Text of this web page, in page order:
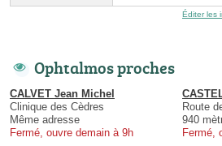
Éditer les
Ophtalmos proches
CALVET Jean Michel
Clinique des Cèdres
Même adresse
Fermé, ouvre demain à 9h
Route
940
Fermé,